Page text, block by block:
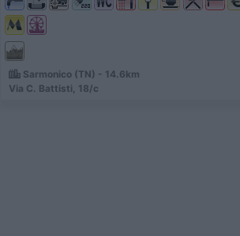
Sarmonico (TN) - 14.6km
Via C. Battisti, 18/c